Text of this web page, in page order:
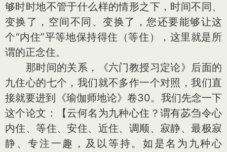
够时时地不管于什么样的情形之下，时间不同、
变换了，空间不同、变换了，您还要能够让这
个“内住”平等地保持得住（等住），这里就是所
谓的正念住。
那时间的关系，《六门教授习定论》后面的
九住心的七个，我们就不多作一个对照，我们直
接就要进到《瑜伽师地论》卷30。我们先念一下
这个论文：【云何名为九种心住？谓有苾刍令心
内住、等住、安住、近住、调顺、寂静、最极寂
静、专注一趣，及以等持。如是名为九种心